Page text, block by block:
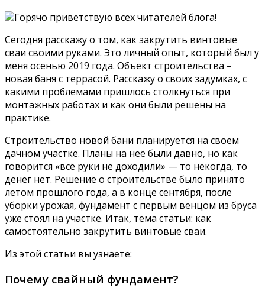
Горячо приветствую всех читателей блога!
Сегодня расскажу о том, как закрутить винтовые
сваи своими руками. Это личный опыт, который был у
меня осенью 2019 года. Объект строительства –
новая баня с террасой. Расскажу о своих задумках, с
какими проблемами пришлось столкнуться при
монтажных работах и как они были решены на
практике.
Строительство новой бани планируется на своём
дачном участке. Планы на неё были давно, но как
говорится «всё руки не доходили» — то некогда, то
денег нет. Решение о строительстве было принято
летом прошлого года, а в конце сентября, после
уборки урожая, фундамент с первым венцом из бруса
уже стоял на участке. Итак, тема статьи: как
самостоятельно закрутить винтовые сваи.
Из этой статьи вы узнаете:
Почему свайный фундамент?